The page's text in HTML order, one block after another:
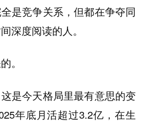
是竞争关系，但都在争夺同
深度阅读的人。
。
是今天格局里最有意思的变
年底月活超过3.2亿，在生